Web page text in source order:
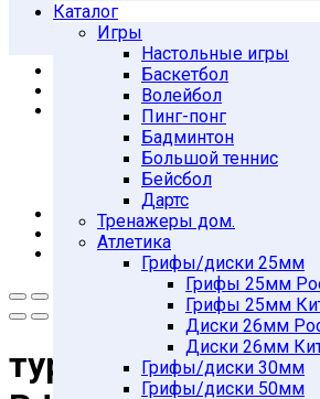
Каталог
Игры
Настольные игры
Баскетбол
Волейбол
Пинг-понг
Бадминтон
Большой теннис
Бейсбол
Дартс
Тренажеры дом.
Атлетика
Грифы/диски 25мм
Грифы 25мм
Грифы 25мм
Диски 26мм
Диски 26мм
Грифы/диски 30мм
Грифы/диски 50мм
Главная
Товары
СИЛОВЫЕ ТРЕНИРОВКИ
Турники, брусья
Турники Китай
турник (в дверной проем) RJ
турник (в